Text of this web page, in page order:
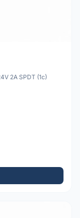
2A SPDT (1c)